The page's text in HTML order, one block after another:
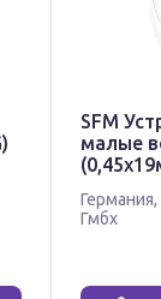
SFM
малые
Германия,
Гмбх